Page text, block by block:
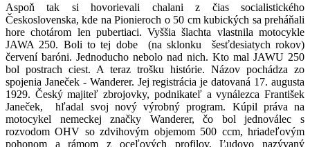
Aspoň tak si hovorievali chalani z čias socialistického
Československa, kde na Pionieroch o 50 cm kubických sa preháňali
hore chotárom len pubertiaci. Vyššia šlachta vlastnila motocykle
JAWA 250. Boli to tej dobe (na sklonku šesťdesiatych rokov)
červení baróni. Jednoducho nebolo nad nich. Kto mal JAWU 250
bol postrach ciest. A teraz trošku histórie. Názov pochádza zo
spojenia Janeček - Wanderer. Jej registrácia je datovaná 17. augusta
1929. Český majiteľ zbrojovky, podnikateľ a vynálezca František
Janeček, hľadal svoj nový výrobný program. Kúpil práva na
motocykel nemeckej značky Wanderer, čo bol jednoválec s
rozvodom OHV so zdvihovým objemom 500 ccm, hriadeľovým
pohonom a rámom z oceľových profilov. Ľudovo nazývaný